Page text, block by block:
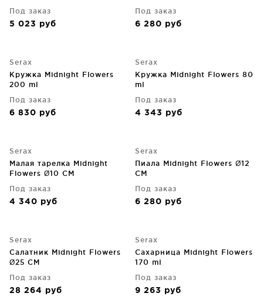
Под заказ
5 023 руб
Под заказ
6 280 руб
Serax
Кружка Midnight Flowers
200 ml
Под заказ
6 830 руб
Serax
Кружка Midnight Flowers 80
ml
Под заказ
4 343 руб
Serax
Малая тарелка Midnight
Flowers Ø10 CM
Под заказ
4 340 руб
Serax
Пиала Midnight Flowers Ø12
CM
Под заказ
6 280 руб
Serax
Салатник Midnight Flowers
Ø25 CM
Под заказ
28 264 руб
Serax
Сахарница Midnight Flowers
170 ml
Под заказ
9 263 руб